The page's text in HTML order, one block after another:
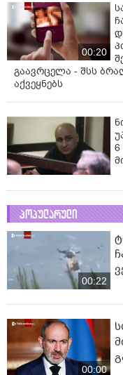
00:20
გაავრცელა - შსს
აქვეყნებს
პოპულარული
00:22
00:00